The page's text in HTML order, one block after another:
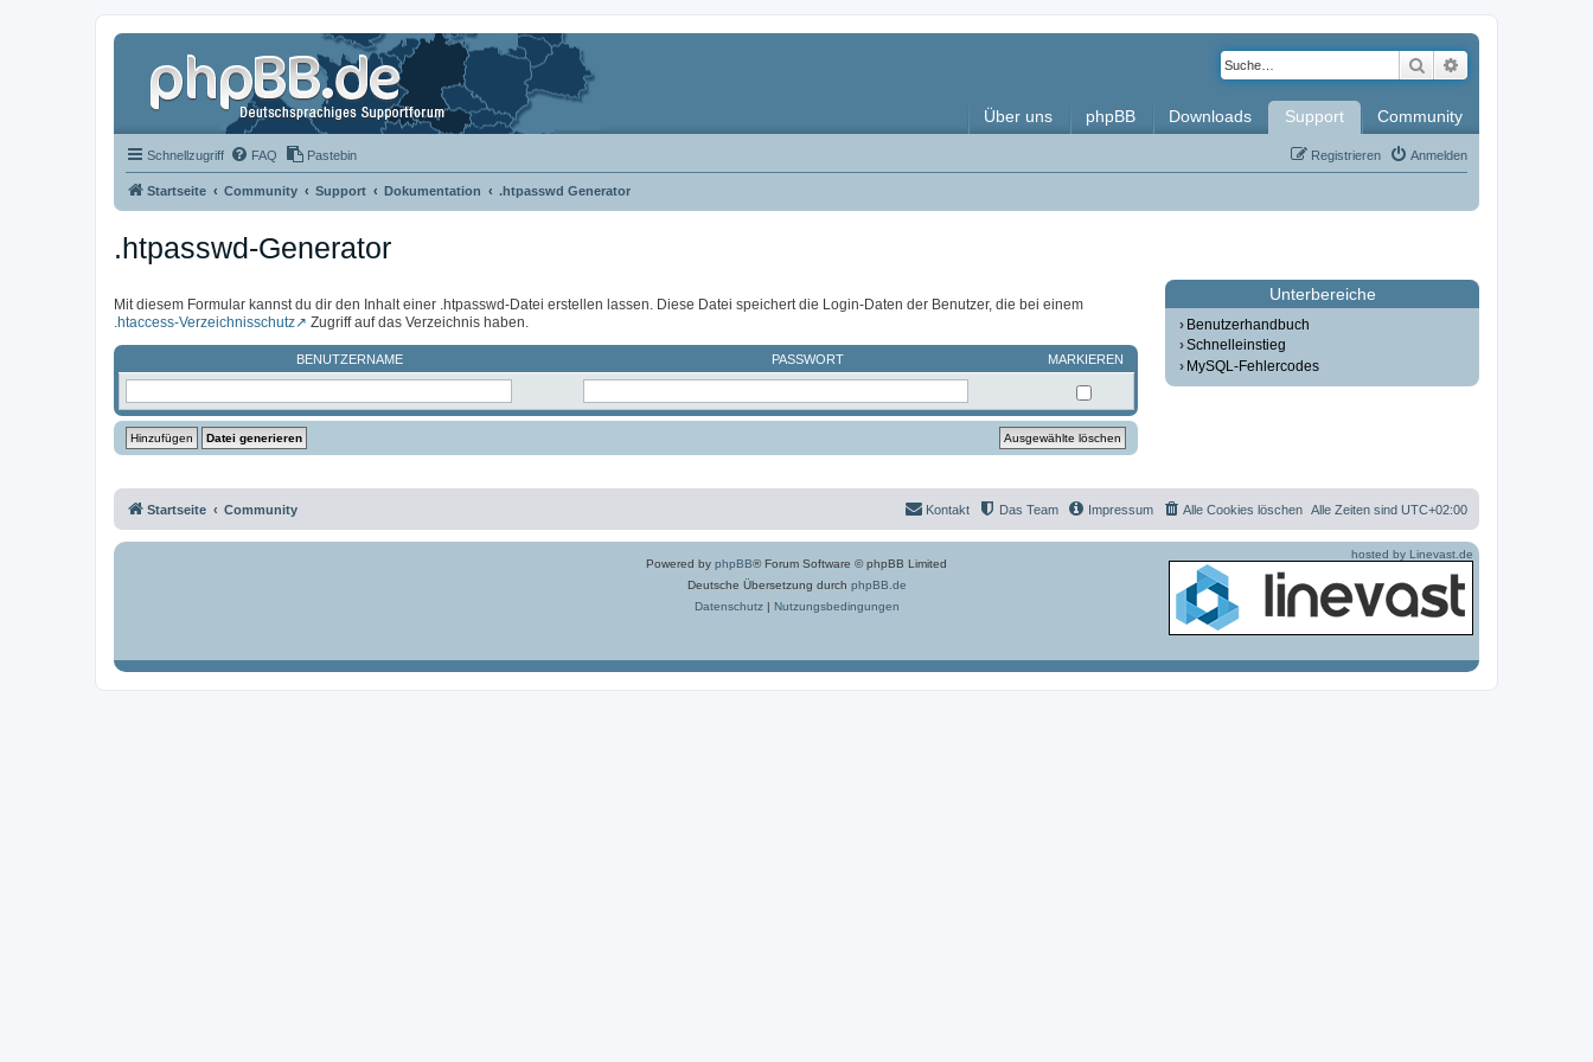
Suche
Über uns phpBB Downloads Support Community
Schnellzugriff FAQ Pastebin Anmelden
Registrieren
Startseite Community Support Dokumentation .htpasswd Generator
.htpasswd-Generator
Mit diesem Formular kannst du dir den Inhalt einer .htpasswd-Datei erstellen lassen. Diese Datei speichert die Login-Daten der Benutzer, die bei einem
.htaccess-Verzeichnisschutz
Zugriff auf das Verzeichnis haben.
BENUTZERNAME PASSWORT MARKIEREN
Unterbereiche
Benutzerhandbuch
Schnelleinstieg
MySQL-Fehlercodes
Startseite Community Alle Zeiten sind UTC+02:00
Alle Cookies löschen
Impressum
Das Team
Kontakt
Powered by phpBB® Forum Software © phpBB Limited
Deutsche Übersetzung durch phpBB.de
Datenschutz| Nutzungsbedingungen
hosted by Linevast.de